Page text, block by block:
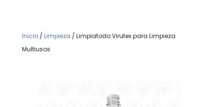
Inicio/ Limpieza / Limpiatodo Virutex para Limpieza
Multiusos